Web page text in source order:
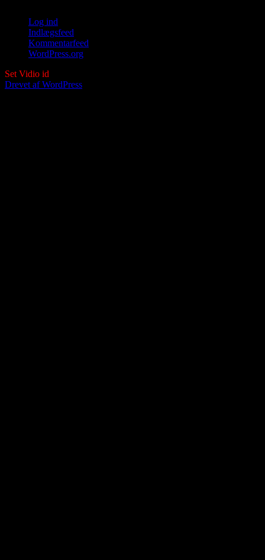
Log ind
Indlægsfeed
Kommentarfeed
WordPress.org
Set Vidio id
Drevet af WordPress